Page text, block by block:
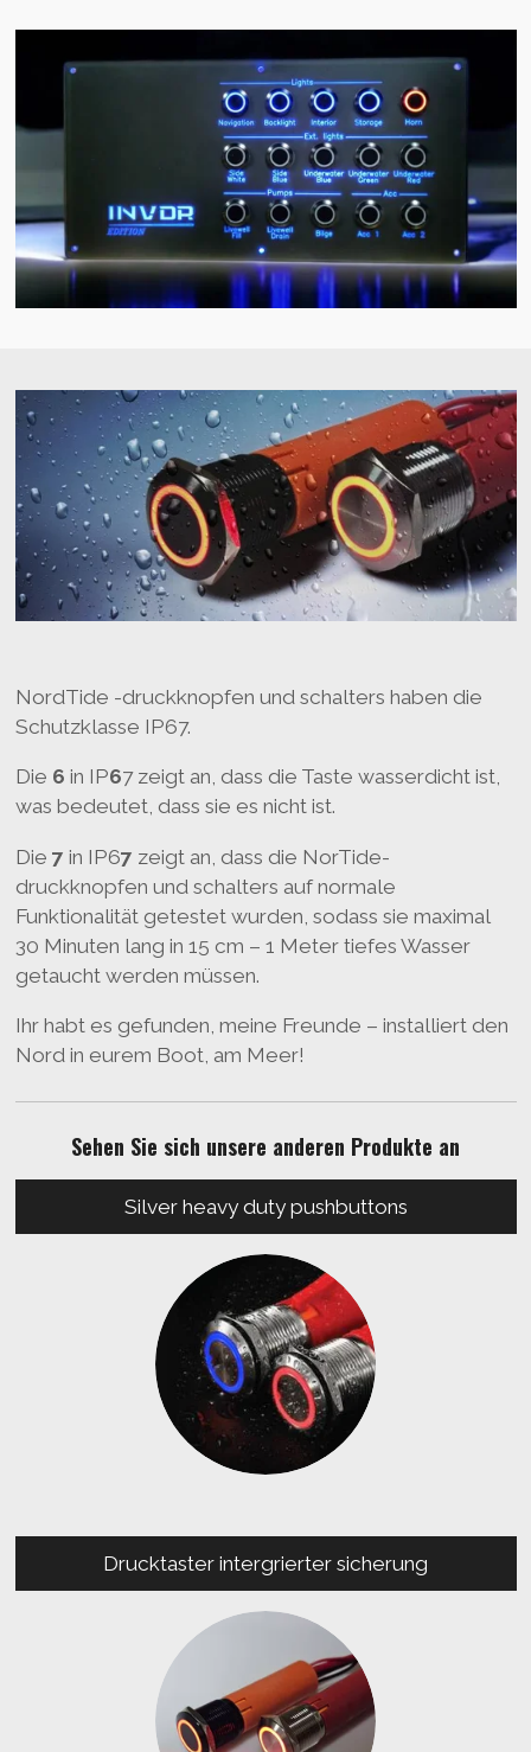
NordTide -druckknopfen und schalters haben die
Schutzklasse IP67.
Die 6 in IP67 zeigt an, dass die Taste wasserdicht ist,
was bedeutet, dass sie es nicht ist.
Die 7 in IP67 zeigt an, dass die NorTide-
druckknopfen und schalters auf normale
Funktionalität getestet wurden, sodass sie maximal
30 Minuten lang in 15 cm – 1 Meter tiefes Wasser
getaucht werden müssen.
Ihr habt es gefunden, meine Freunde – installiert den
Nord in eurem Boot, am Meer!
Sehen Sie sich unsere anderen Produkte an
Silver heavy duty pushbuttons
Drucktaster intergrierter sicherung